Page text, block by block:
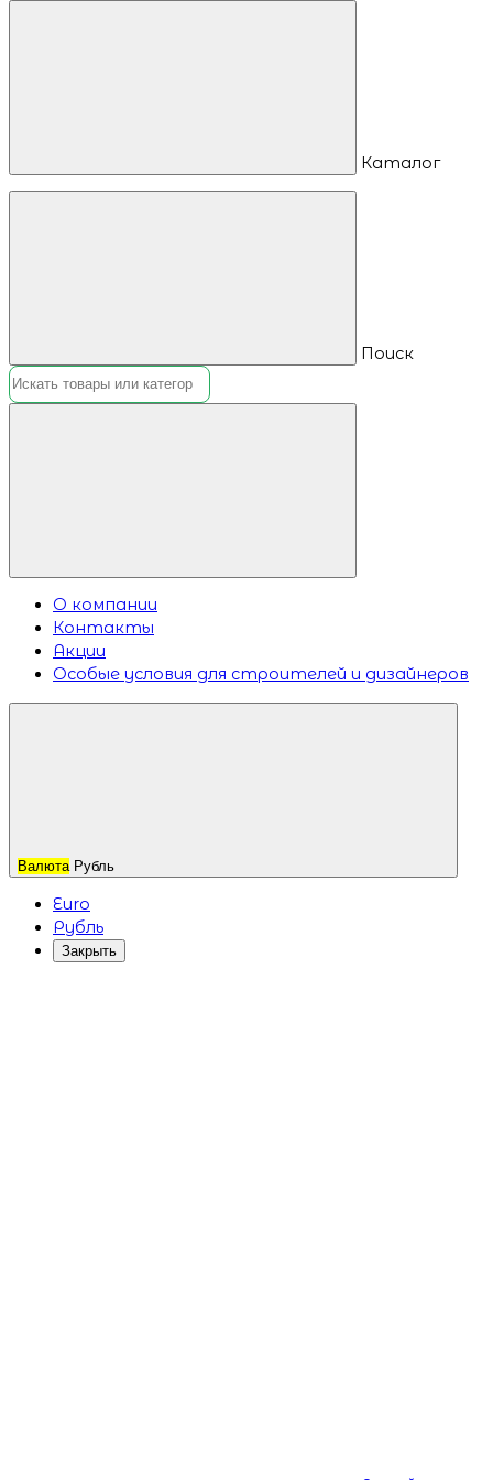
Каталог
Поиск
О компании
Контакты
Акции
Особые условия для строителей и дизайнеров
Валюта Рубль
Euro
Рубль
Закрыть